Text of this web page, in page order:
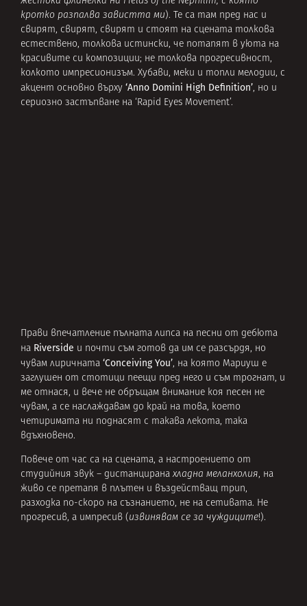
кротко разпалва завистта ми). Те са там пред нас и
свирят, свирят, свирят и стоят на сцената толкова
естествено, толкова истински, че потапят в уюта на
красивите си композиции; не толкова прогресивност,
колкото импресионизъм. Хубави, меки и топли мелодии, с
акцент основно върху ‘Anno Domini High Definition’, но и
сериозно застъпване на ‘Rapid Eyes Movement’.
Прави впечатление пълната липса на песни от дебюта
на Riverside и почти съм готов да им се разсърдя, но
чувам лиричната ‘Conceiving You’, на която Мариуш е
заглушен от стотици пеещи пред него и съм трогнат, и
ме отнася, и вече не обръщам внимание коя песен не
чувам, а се наслаждавам до край на това, което
четиримата ни поднасят с такава лекота, така
вдъхновено.
Повече от час са на сцената, а настроението от
студийния звук – дистанцирана хладна меланхолия, на
живо се претапя в плътен и въздействащ трип,
разходка по-скоро на съзнанието, не на сетивата. Не
прогресив, а импресив (извинявам се за чуждиците!).